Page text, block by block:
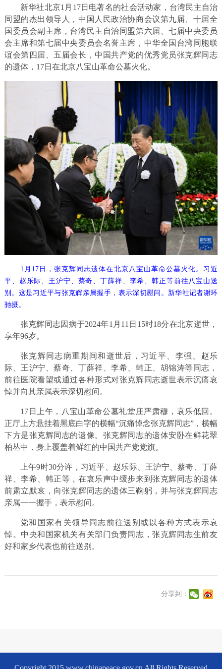
新华社北京1月17日电著名的社会活动家，台湾民主自治
同盟的杰出领导人，中国人民政治协商会议第九届、十届全
国委员会副主席，台湾民主自治同盟第六届、七届中央委员
会主席和第七届中央委员会名誉主席，中华全国台湾同胞联
谊会第四届、五届会长，中国共产党的优秀党员张克辉同志
的遗体，17日在北京八宝山革命公墓火化。
1月17日，张克辉同志遗体在北京八宝山革命公墓火化。习近
平、赵乐际、王沪宁、蔡奇、丁薛祥、李希、韩正等前往八宝山送
别。这是习近平与张克辉亲属握手，表示深切慰问。新华社记者谢环
驰摄。
张克辉同志因病于2024年1月11日15时18分在北京逝世，
享年96岁。
张克辉同志病重期间和逝世后，习近平、李强、赵乐
际、王沪宁、蔡奇、丁薛祥、李希、韩正、胡锦涛等同志，
前往医院看望或通过各种形式对张克辉同志逝世表示沉痛哀
悼并向其亲属表示深切慰问。
17日上午，八宝山革命公墓礼堂庄严肃穆，哀乐低回。
正厅上方悬挂着黑底白字的横幅“沉痛悼念张克辉同志”，横幅
下方是张克辉同志的遗像。张克辉同志的遗体安卧在鲜花翠
柏丛中，身上覆盖着鲜红的中国共产党党旗。
上午9时30分许，习近平、赵乐际、王沪宁、蔡奇、丁薛
祥、李希、韩正等，在哀乐声中缓步来到张克辉同志的遗体
前肃立默哀，向张克辉同志的遗体三鞠躬，并与张克辉同志
亲属一一握手，表示慰问。
党和国家有关领导同志前往送别或以各种方式表示哀
悼。中央和国家机关有关部门负责同志，张克辉同志生前友
好和家乡代表也前往送别。
分享到：